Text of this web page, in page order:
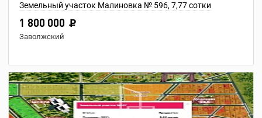
Земельный участок Малиновка № 596, 7,77 сотки
1 800 000
Заволжский